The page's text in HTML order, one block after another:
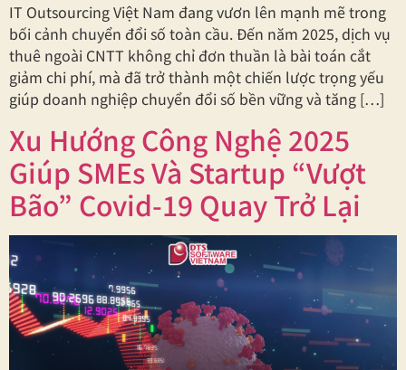
IT Outsourcing Việt Nam đang vươn lên mạnh mẽ trong
bối cảnh chuyển đổi số toàn cầu. Đến năm 2025, dịch vụ
thuê ngoài CNTT không chỉ đơn thuần là bài toán cắt
giảm chi phí, mà đã trở thành một chiến lược trọng yếu
giúp doanh nghiệp chuyển đổi số bền vững và tăng […]
Xu Hướng Công Nghệ 2025
Giúp SMEs Và Startup “Vượt
Bão” Covid-19 Quay Trở Lại